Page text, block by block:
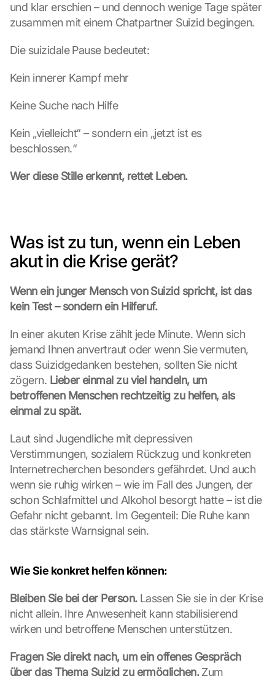
und klar erschien – und dennoch wenige Tage später
zusammen mit einem Chatpartner Suizid begingen.
Die suizidale Pause bedeutet:
Kein innerer Kampf mehr
Keine Suche nach Hilfe
Kein „vielleicht“ – sondern ein „jetzt ist es
beschlossen.“
Wer diese Stille erkennt, rettet Leben.
Was ist zu tun, wenn ein Leben
akut in die Krise gerät?
Wenn ein junger Mensch von Suizid spricht, ist das
kein Test – sondern ein Hilferuf.
In einer akuten Krise zählt jede Minute. Wenn sich
jemand Ihnen anvertraut oder wenn Sie vermuten,
dass Suizidgedanken bestehen, sollten Sie nicht
zögern. Lieber einmal zu viel handeln, um
betroffenen Menschen rechtzeitig zu helfen, als
einmal zu spät.
Laut sind Jugendliche mit depressiven
Verstimmungen, sozialem Rückzug und konkreten
Internetrecherchen besonders gefährdet. Und auch
wenn sie ruhig wirken – wie im Fall des Jungen, der
schon Schlafmittel und Alkohol besorgt hatte – ist die
Gefahr nicht gebannt. Im Gegenteil: Die Ruhe kann
das stärkste Warnsignal sein.
Wie Sie konkret helfen können:
Bleiben Sie bei der Person. Lassen Sie sie in der Krise
nicht allein. Ihre Anwesenheit kann stabilisierend
wirken und betroffene Menschen unterstützen.
Fragen Sie direkt nach, um ein offenes Gespräch
über das Thema Suizid zu ermöglichen. Zum